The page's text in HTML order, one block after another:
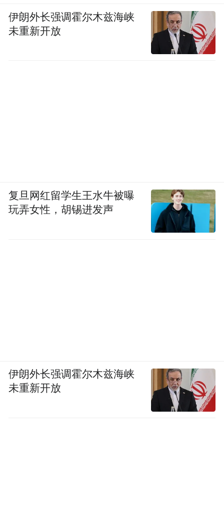
伊朗外长强调霍尔木兹海峡
未重新开放
复旦网红留学生王水牛被曝
玩弄女性，胡锡进发声
伊朗外长强调霍尔木兹海峡
未重新开放